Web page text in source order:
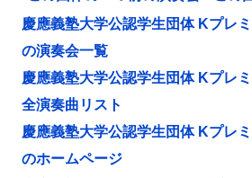
慶應義塾大学公認学生団体 Kプレ
の演奏会一覧
慶應義塾大学公認学生団体 Kプレ
全演奏曲リスト
慶應義塾大学公認学生団体 Kプレ
のホームページ